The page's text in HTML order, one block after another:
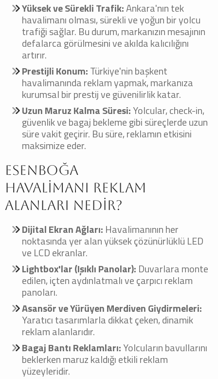
Yüksek ve Sürekli Trafik:Ankara'nın tek
havalimanı olması, sürekli ve yoğun bir yolcu
trafiği sağlar. Bu durum, markanızın mesajının
defalarca görülmesini ve akılda kalıcılığını
artırır.
Prestijli Konum:Türkiye'nin başkent
havalimanında reklam yapmak, markanıza
kurumsal bir prestij ve güvenilirlik katar.
Uzun Maruz Kalma Süresi:Yolcular, check-in,
güvenlik ve bagaj bekleme gibi süreçlerde uzun
süre vakit geçirir. Bu süre, reklamın etkisini
maksimize eder.
Esenboğa
Havalimanı Reklam
Alanları Nedir?
Dijital Ekran Ağları: Havalimanının her
noktasında yer alan yüksek çözünürlüklü LED
ve LCD ekranlar.
Lightbox'lar (Işıklı Panolar): Duvarlara monte
edilen, içten aydınlatmalı ve çarpıcı reklam
panoları.
Asansör ve Yürüyen Merdiven Giydirmeleri:
Yaratıcı tasarımlarla dikkat çeken, dinamik
reklam alanlarıdır.
Bagaj Bantı Reklamları:Yolcuların bavullarını
beklerken maruz kaldığı etkili reklam
yüzeyleridir.